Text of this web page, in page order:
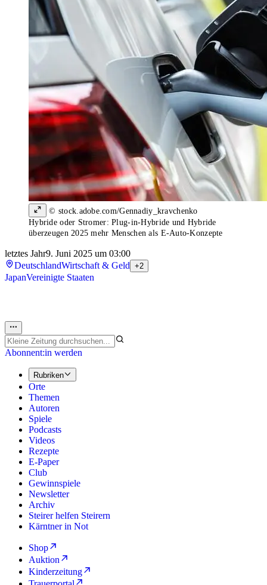
© stock.adobe.com/Gennadiy_kravchenko
Hybride oder Stromer: Plug-in-Hybride und Hybride
überzeugen 2025 mehr Menschen als E-Auto-Konzepte
letztes Jahr9. Juni 2025 um 03:00
DeutschlandWirtschaft & Geld +2
JapanVereinigte Staaten
Abonnent:in werden
Rubriken
Orte
Themen
Autoren
Spiele
Podcasts
Videos
Rezepte
E-Paper
Club
Gewinnspiele
Newsletter
Archiv
Steirer helfen Steirern
Kärntner in Not
Shop
Auktion
Kinderzeitung